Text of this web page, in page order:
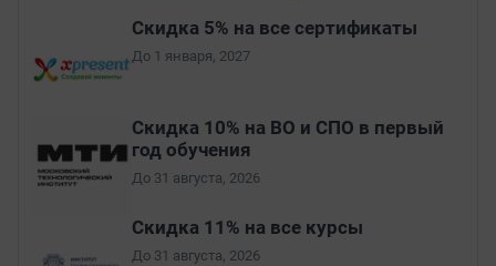
Скидка 5% на все сертификаты
До 1 января, 2027
Скидка 10% на ВО и СПО в первый
год обучения
До 31 августа, 2026
Скидка 11% на все курсы
До 31 августа, 2026